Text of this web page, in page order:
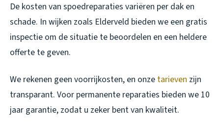
De kosten van spoedreparaties variëren per dak en
schade. In wijken zoals Elderveld bieden we een gratis
inspectie om de situatie te beoordelen en een heldere
offerte te geven.
We rekenen geen voorrijkosten, en onze tarieven zijn
transparant. Voor permanente reparaties bieden we 10
jaar garantie, zodat u zeker bent van kwaliteit.